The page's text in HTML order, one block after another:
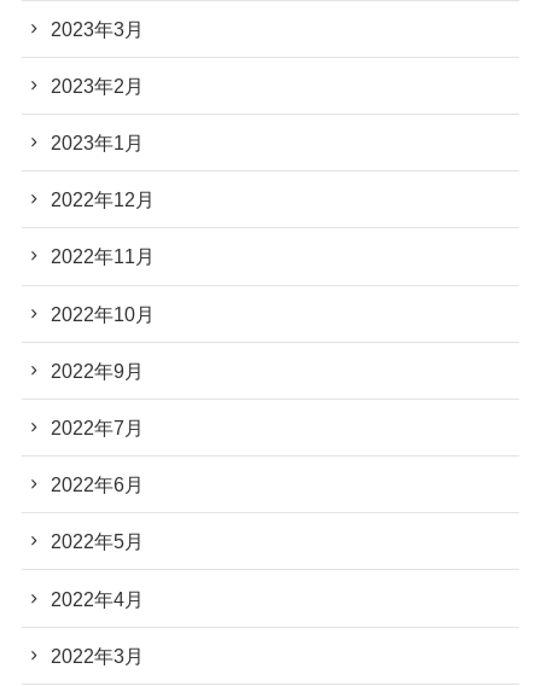
2023年3月
2023年2月
2023年1月
2022年12月
2022年11月
2022年10月
2022年9月
2022年7月
2022年6月
2022年5月
2022年4月
2022年3月